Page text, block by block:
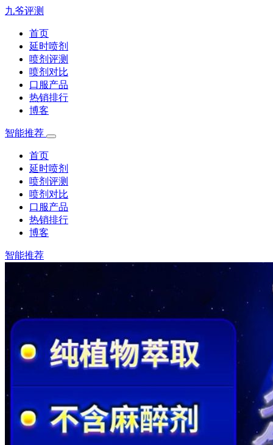
九爷评测
首页
延时喷剂
喷剂评测
喷剂对比
口服产品
热销排行
博客
智能推荐
首页
延时喷剂
喷剂评测
喷剂对比
口服产品
热销排行
博客
智能推荐